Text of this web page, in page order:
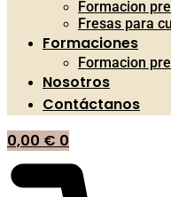
Formacion
Fresas para
Formaciones
Formacion
Nosotros
Contáctanos
0,00 € 0